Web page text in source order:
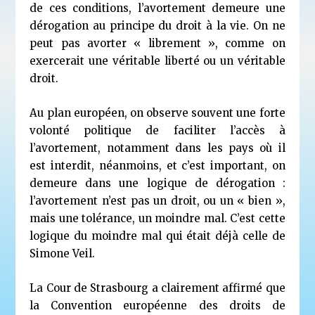
de ces conditions, l’avortement demeure une
dérogation au principe du droit à la vie. On ne
peut pas avorter « librement », comme on
exercerait une véritable liberté ou un véritable
droit.
Au plan européen, on observe souvent une forte
volonté politique de faciliter l’accès à
l’avortement, notamment dans les pays où il
est interdit, néanmoins, et c’est important, on
demeure dans une logique de dérogation :
l’avortement n’est pas un droit, ou un « bien »,
mais une tolérance, un moindre mal. C’est cette
logique du moindre mal qui était déjà celle de
Simone Veil.
La Cour de Strasbourg a clairement affirmé que
la Convention européenne des droits de